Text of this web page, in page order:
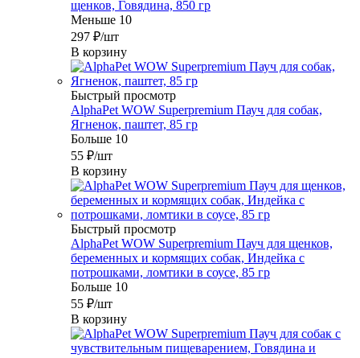
щенков, Говядина, 850 гр
Меньше 10
297 ₽/шт
В корзину
Быстрый просмотр
AlphaPet WOW Superpremium Пауч для собак,
Ягненок, паштет, 85 гр
Больше 10
55 ₽/шт
В корзину
Быстрый просмотр
AlphaPet WOW Superpremium Пауч для щенков,
беременных и кормящих собак, Индейка с
потрошками, ломтики в соусе, 85 гр
Больше 10
55 ₽/шт
В корзину